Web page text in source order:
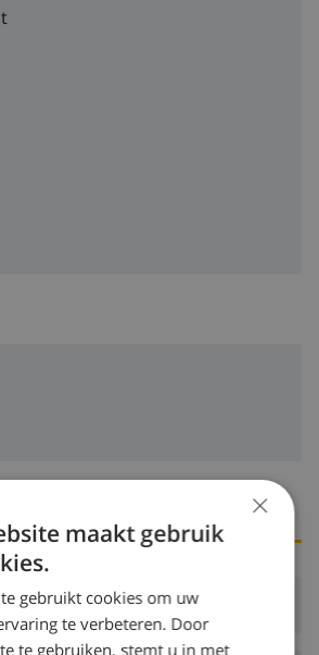
Vanaf 15:00 voor 21:00
×
maakt gebruik
gebruikt cookies om uw
te verbeteren. Door
te gebruiken, stemt u in met